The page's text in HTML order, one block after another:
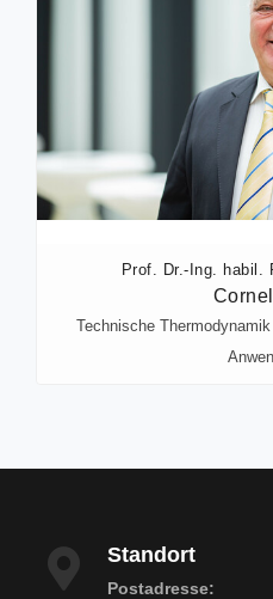
Prof. Dr.-Ing. habil.
Technische
Standort
Postadresse: